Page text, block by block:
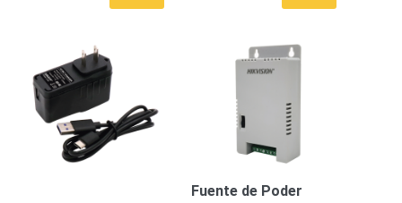
EPCOM
CloudHIKVISION
Videograbadoras
Móviles,
Dash
Cams y
Fuente de Poder